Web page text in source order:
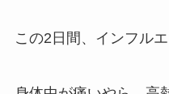
この2日間、インフル